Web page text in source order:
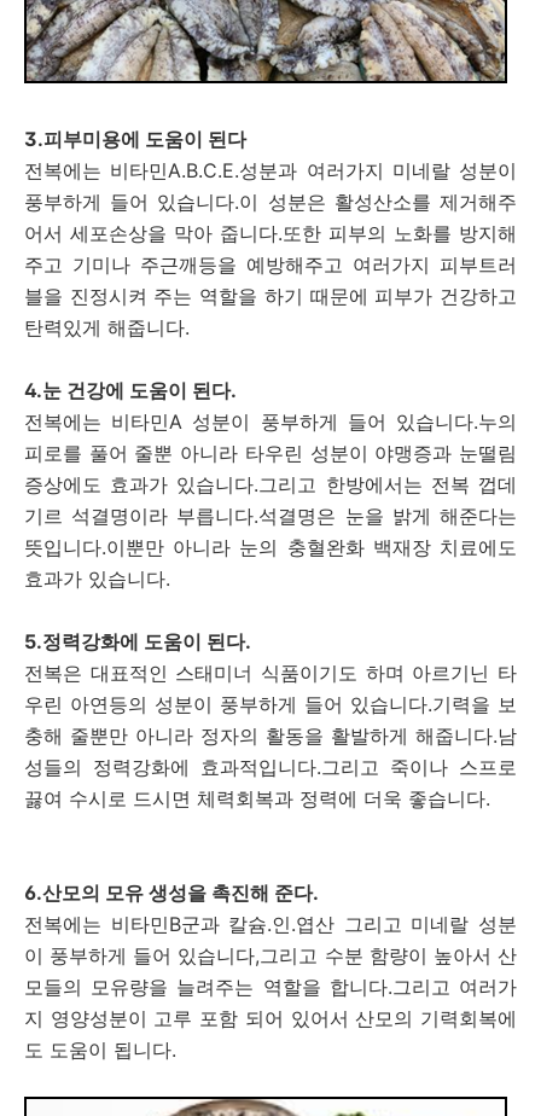
3.피부미용에 도움이 된다
전복에는 비타민A.B.C.E.성분과 여러가지 미네랄 성분이
풍부하게 들어 있습니다.이 성분은 활성산소를 제거해주
어서 세포손상을 막아 줍니다.또한 피부의 노화를 방지해
주고 기미나 주근깨등을 예방해주고 여러가지 피부트러
블을 진정시켜 주는 역할을 하기 때문에 피부가 건강하고
탄력있게 해줍니다.
4.눈 건강에 도움이 된다.
전복에는 비타민A 성분이 풍부하게 들어 있습니다.누의
피로를 풀어 줄뿐 아니라 타우린 성분이 야맹증과 눈떨림
증상에도 효과가 있습니다.그리고 한방에서는 전복 껍데
기르 석결명이라 부릅니다.석결명은 눈을 밝게 해준다는
뜻입니다.이뿐만 아니라 눈의 충혈완화 백재장 치료에도
효과가 있습니다.
5.정력강화에 도움이 된다.
전복은 대표적인 스태미너 식품이기도 하며 아르기닌 타
우린 아연등의 성분이 풍부하게 들어 있습니다.기력을 보
충해 줄뿐만 아니라 정자의 활동을 활발하게 해줍니다.남
성들의 정력강화에 효과적입니다.그리고 죽이나 스프로
끓여 수시로 드시면 체력회복과 정력에 더욱 좋습니다.
6.산모의 모유 생성을 촉진해 준다.
전복에는 비타민B군과 칼슘.인.엽산 그리고 미네랄 성분
이 풍부하게 들어 있습니다,그리고 수분 함량이 높아서 산
모들의 모유량을 늘려주는 역할을 합니다.그리고 여러가
지 영양성분이 고루 포함 되어 있어서 산모의 기력회복에
도 도움이 됩니다.